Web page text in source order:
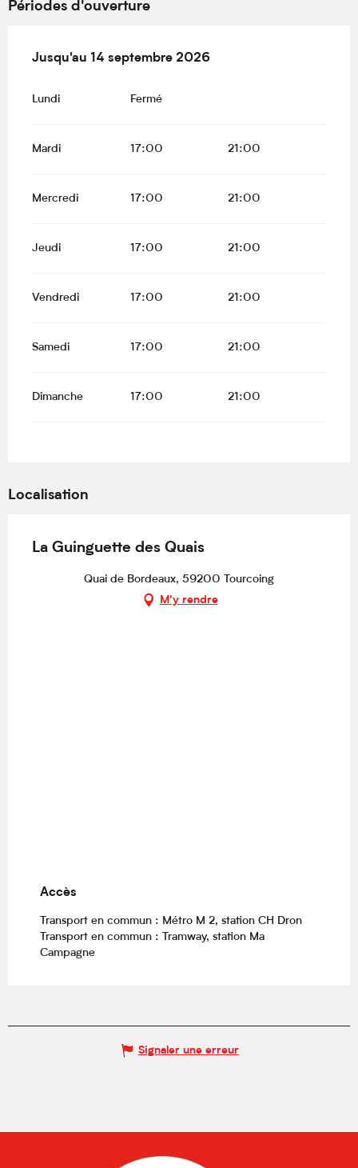
Périodes d'ouverture
Du13 mai 2026au14 septembre 2026
Jusqu'au 14 septembre 2026
Lundi Fermé
Mardi 17:00 21:00
Mercredi 17:00 21:00
Jeudi 17:00 21:00
Vendredi 17:00 21:00
Samedi 17:00 21:00
Dimanche 17:00 21:00
Localisation
La Guinguette des Quais
Quai de Bordeaux, 59200 Tourcoing
M'y rendre
Accès
Accès
Transport en commun : Métro M 2, station CH Dron
Transport en commun : Tramway, station Ma
Campagne
Signaler une erreur